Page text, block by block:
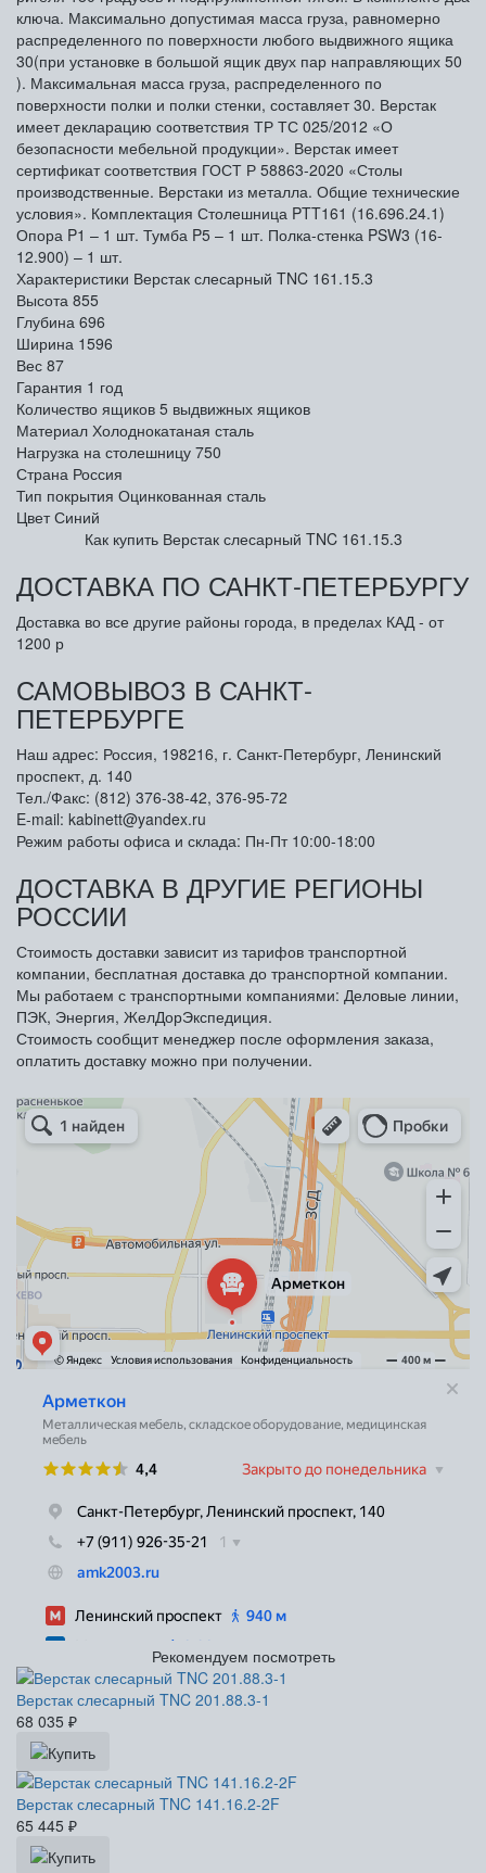
ключа. Максимально допустимая масса груза, равномерно
распределенного по поверхности любого выдвижного ящика
30(при установке в большой ящик двух пар направляющих 50
). Максимальная масса груза, распределенного по
поверхности полки и полки стенки, составляет 30. Верстак
имеет декларацию соответствия ТР ТС 025/2012 «О
безопасности мебельной продукции». Верстак имеет
сертификат соответствия ГОСТ Р 58863-2020 «Столы
производственные. Верстаки из металла. Общие технические
условия». Комплектация Столешница PTT161 (16.696.24.1)
Опора P1 – 1 шт. Тумба P5 – 1 шт. Полка-стенка PSW3 (16-
12.900) – 1 шт.
Характеристики Верстак слесарный TNC 161.15.3
Высота 855
Глубина 696
Ширина 1596
Вес 87
Гарантия 1 год
Количество ящиков 5 выдвижных ящиков
Материал Холоднокатаная сталь
Нагрузка на столешницу 750
Страна Россия
Тип покрытия Оцинкованная сталь
Цвет Синий
Как купить Верстак слесарный TNC 161.15.3
ДОСТАВКА ПО САНКТ-ПЕТЕРБУРГУ
Доставка во все другие районы города, в пределах КАД - от
1200 р
САМОВЫВОЗ В САНКТ-
ПЕТЕРБУРГЕ
Наш адрес: Россия, 198216, г. Санкт-Петербург, Ленинский
проспект, д. 140
Тел./Факс: (812) 376-38-42, 376-95-72
E-mail: kabinett@yandex.ru
Режим работы офиса и склада: Пн-Пт 10:00-18:00
ДОСТАВКА В ДРУГИЕ РЕГИОНЫ
РОССИИ
Стоимость доставки зависит из тарифов транспортной
компании, бесплатная доставка до транспортной компании.
Мы работаем с транспортными компаниями: Деловые линии,
ПЭК, Энергия, ЖелДорЭкспедиция.
Стоимость сообщит менеджер после оформления заказа,
оплатить доставку можно при получении.
Арметкон
Металлическая мебель в Санкт‑Петербурге
Торговое оборудование в Санкт‑Петербурге
Рекомендуем посмотреть
Верстак слесарный TNC 201.88.3-1
68 035 ₽
Верстак слесарный TNC 141.16.2-2F
65 445 ₽